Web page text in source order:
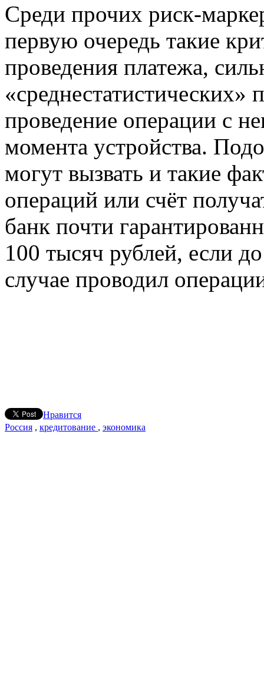
Среди прочих риск-
первую очередь такие
проведения платежа,
«среднестатистических»
проведение операции с
момента устройства.
могут вызвать и такие
операций или счёт
банк почти
100 тысяч рублей, если
случае проводил
Нравится
Россия , кредитование , экономика